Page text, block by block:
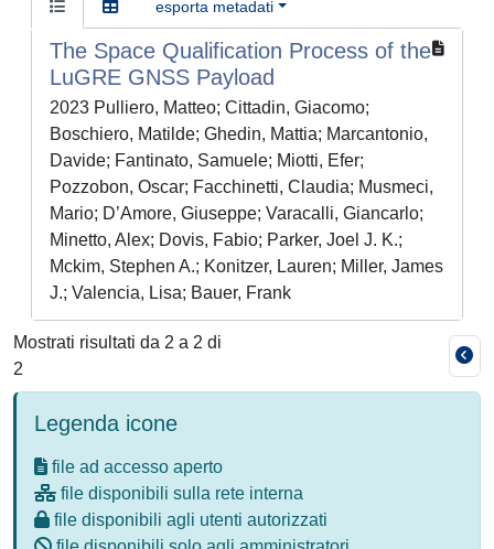
esporta metadati
The Space Qualification Process of the
LuGRE GNSS Payload
2023 Pulliero, Matteo; Cittadin, Giacomo;
Boschiero, Matilde; Ghedin, Mattia; Marcantonio,
Davide; Fantinato, Samuele; Miotti, Efer;
Pozzobon, Oscar; Facchinetti, Claudia; Musmeci,
Mario; D’Amore, Giuseppe; Varacalli, Giancarlo;
Minetto, Alex; Dovis, Fabio; Parker, Joel J. K.;
Mckim, Stephen A.; Konitzer, Lauren; Miller, James
J.; Valencia, Lisa; Bauer, Frank
Mostrati risultati da 2 a 2 di
2
Legenda icone
file ad accesso aperto
file disponibili sulla rete interna
file disponibili agli utenti autorizzati